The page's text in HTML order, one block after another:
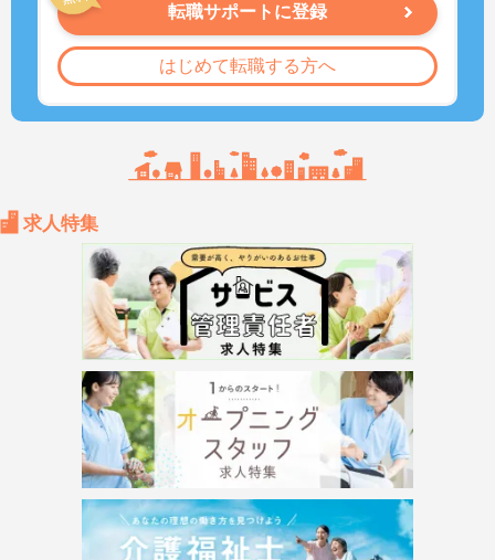
転職サポートに登録
はじめて転職する方へ
求人特集